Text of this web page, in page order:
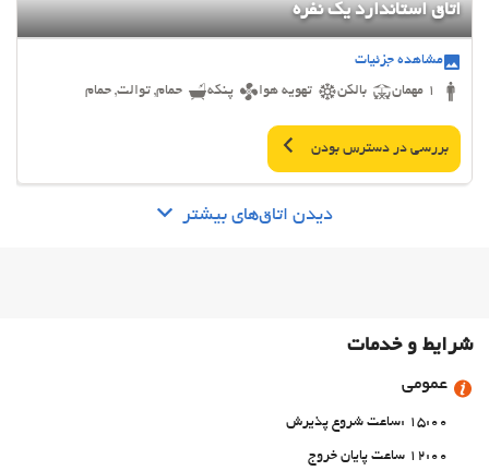
اتاق استاندارد یک نفره
مشاهده جزئیات
1 مهمان
بالکن تهویه هوا پنکه حمام, توالت, حمام
بررسی در دسترس بودن
دیدن اتاق‌های بیشتر
شرایط و خدمات
عمومی
15:00 :ساعت شروع پذیرش
12:00 ساعت پایان خروج